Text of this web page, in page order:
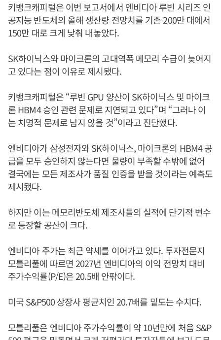
키뱅크캐피털은 이번 보고서에서 엔비디아 루빈 시리즈 인
공지능 반도체의 올해 생산량 전망치를 기존 200만 대에서
150만 대로 크게 낮춰 내놓았다.
SK하이닉스와 마이크론의 고대역폭 메모리 수급이 늦어지
고 있다는 점이 이유로 제시됐다.
키뱅크캐피털은 “루빈 GPU 양산이 SK하이닉스 및 마이크
론 HBM4 승인 관련 문제로 지연되고 있다”며 “그러나 이
는 치명적 문제로 남지 않을 것”이라고 진단했다.
엔비디아가 삼성전자와 SK하이닉스, 마이크론의 HBM4 공
급을 모두 승인하지 않는다면 물량이 부족할 수밖에 없어
결국에는 모든 제조사가 품질 인증을 받을 것이라는 예측도
제시됐다.
하지만 이는 메모리반도체 제조사들의 실적에 단기적 변수
로 등장할 공산이 크다.
엔비디아 주가는 최근 약세를 이어가고 있다. 투자전문지
모틀리풀에 따르면 2027년 엔비디아의 이익 전망치 대비
주가수익률(P/E)은 20.5배 안팎이다.
미국 S&P500 상장사 평균치인 20.7배를 밑도는 수치다.
모틀리풀은 엔비디아 주가수익률이 약 10년만에 처음 S&P